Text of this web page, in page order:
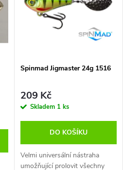
Spinmad Jigmaster 24g 1516
209 Kč
Skladem 1 ks
DO KOŠÍKU
Velmi universální nástraha
umožňující prolovit všechny